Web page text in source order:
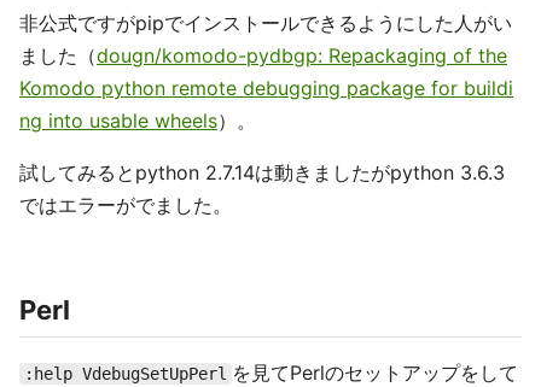
非公式ですがpipでインストールできるようにした人がい
ました（dougn/komodo-pydbgp: Repackaging of the
Komodo python remote debugging package for buildi
ng into usable wheels）。
試してみるとpython 2.7.14は動きましたがpython 3.6.3
ではエラーがでました。
Perl
:help VdebugSetUpPerl を見てPerlのセットアップをして